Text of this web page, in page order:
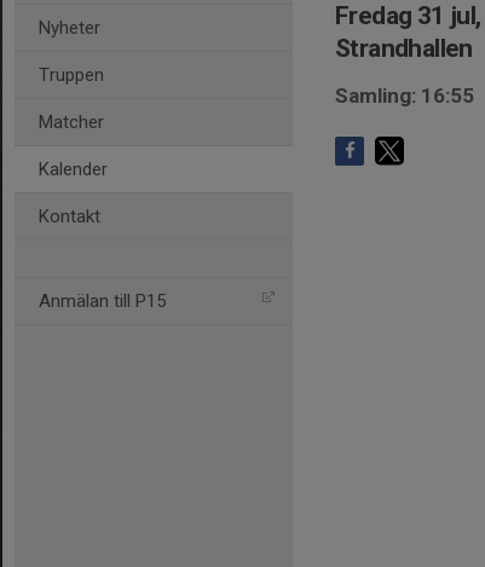
Nyheter
Truppen
Matcher
Kalender
Kontakt
Anmälan till P15
Fredag 31
Strandhallen
Samling: 16:55